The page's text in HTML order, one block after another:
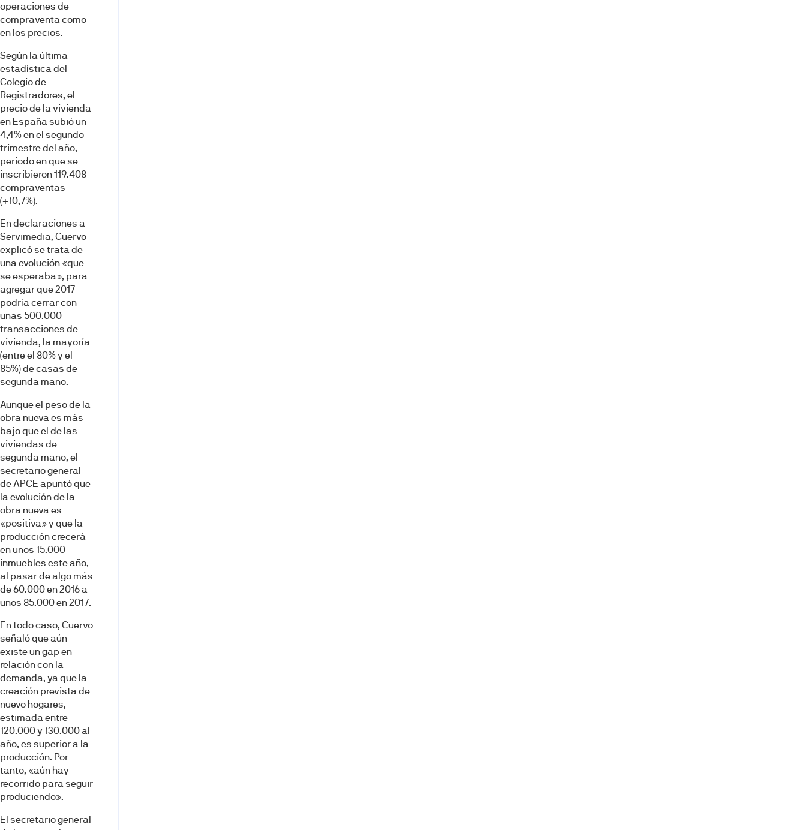
operaciones de
compraventa como
en los precios.
Según la última
estadística del
Colegio de
Registradores, el
precio de la vivienda
en España subió un
4,4% en el segundo
trimestre del año,
periodo en que se
inscribieron 119.408
compraventas
(+10,7%).
En declaraciones a
Servimedia, Cuervo
explicó se trata de
una evolución «que
se esperaba», para
agregar que 2017
podría cerrar con
unas 500.000
transacciones de
vivienda, la mayoría
(entre el 80% y el
85%) de casas de
segunda mano.
Aunque el peso de la
obra nueva es más
bajo que el de las
viviendas de
segunda mano, el
secretario general
de APCE apuntó que
la evolución de la
obra nueva es
«positiva» y que la
producción crecerá
en unos 15.000
inmuebles este año,
al pasar de algo más
de 60.000 en 2016 a
unos 85.000 en 2017.
En todo caso, Cuervo
señaló que aún
existe un gap en
relación con la
demanda, ya que la
creación prevista de
nuevo hogares,
estimada entre
120.000 y 130.000 al
año, es superior a la
producción. Por
tanto, «aún hay
recorrido para seguir
produciendo».
El secretario general